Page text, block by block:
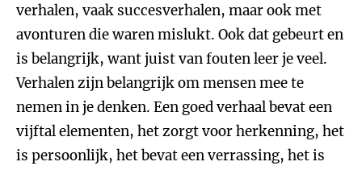
verhalen, vaak succesverhalen, maar ook met
avonturen die waren mislukt. Ook dat gebeurt en
is belangrijk, want juist van fouten leer je veel.
Verhalen zijn belangrijk om mensen mee te
nemen in je denken. Een goed verhaal bevat een
vijftal elementen, het zorgt voor herkenning, het
is persoonlijk, het bevat een verrassing, het is